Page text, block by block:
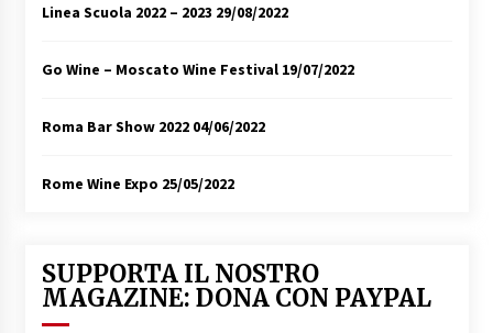
Linea Scuola 2022 – 2023 29/08/2022
Go Wine – Moscato Wine Festival 19/07/2022
Roma Bar Show 2022 04/06/2022
Rome Wine Expo 25/05/2022
SUPPORTA IL NOSTRO
MAGAZINE: DONA CON PAYPAL